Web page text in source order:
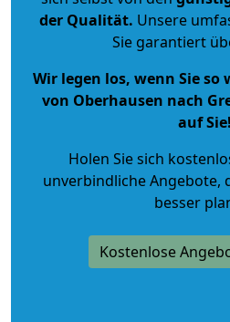
der Qualität. Unsere
Sie garantiert
Wir legen los, wenn Sie
von Oberhausen nach
auf Sie!
Holen Sie sich
unverbindliche Angebote,
besser
Kostenlose